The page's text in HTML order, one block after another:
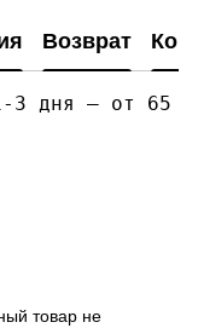
Возврат
3 дня — от 65
товар не